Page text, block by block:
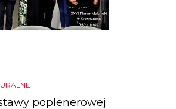
poplenerowej